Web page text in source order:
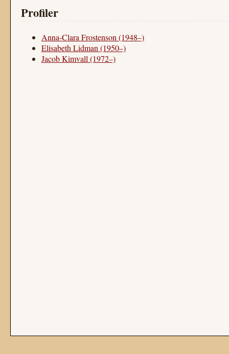
Profiler
Anna-Clara Frostenson (1948–)
Elisabeth Lidman (1950–)
Jacob Kimvall (1972–)